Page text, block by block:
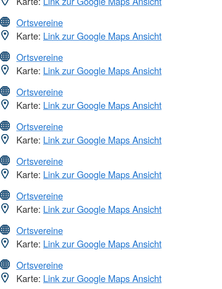
Ortsvereine
Karte: Link zur Google Maps Ansicht
Ortsvereine
Karte: Link zur Google Maps Ansicht
Ortsvereine
Karte: Link zur Google Maps Ansicht
Ortsvereine
Karte: Link zur Google Maps Ansicht
Ortsvereine
Karte: Link zur Google Maps Ansicht
Ortsvereine
Karte: Link zur Google Maps Ansicht
Ortsvereine
Karte: Link zur Google Maps Ansicht
Ortsvereine
Karte: Link zur Google Maps Ansicht